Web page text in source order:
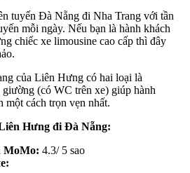
tuyến Đà Nẵng đi Nha Trang với tần
mỗi ngày. Nếu bạn là hành khách
chiếc xe limousine cao cấp thì đây
của Liên Hưng có hai loại là
(có WC trên xe) giúp hành
một cách trọn vẹn nhất.
Hưng đi Đà Nẵng:
MoMo: 4.3/ 5 sao